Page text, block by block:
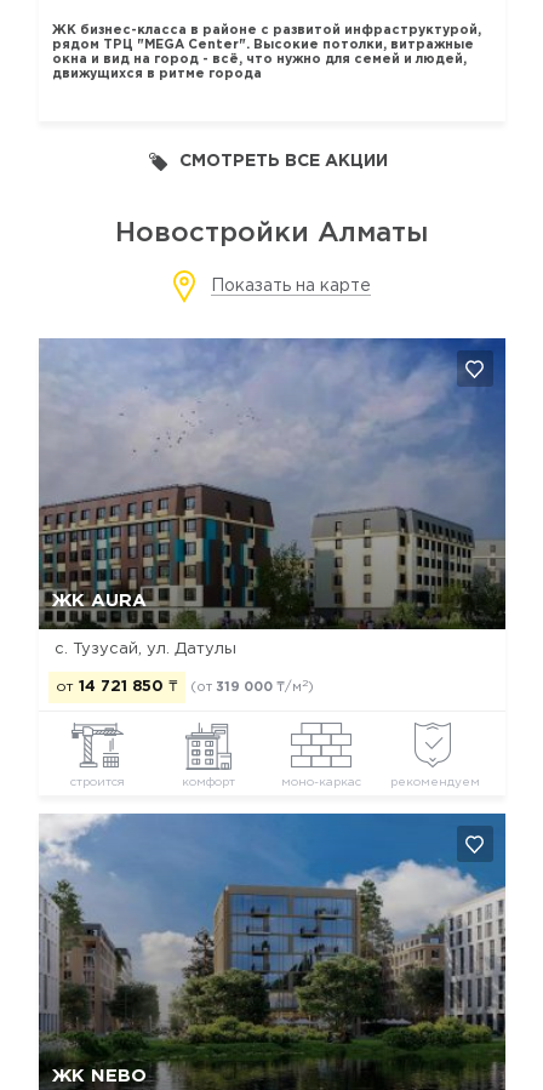
ЖК бизнес-класса в районе с развитой инфраструктурой,
рядом ТРЦ "MEGA Center". Высокие потолки, витражные
окна и вид на город - всё, что нужно для семей и людей,
движущихся в ритме города
СМОТРЕТЬ ВСЕ АКЦИИ
Новостройки Алматы
Показать на карте
ЖК AURA
с. Тузусай, ул. Датулы
от 14 721 850 ₸ (от 319 000 ₸/м 2)
строится комфорт моно-каркас рекомендуем
Да, удалить Отмена
ЖК NEBO
Отмена